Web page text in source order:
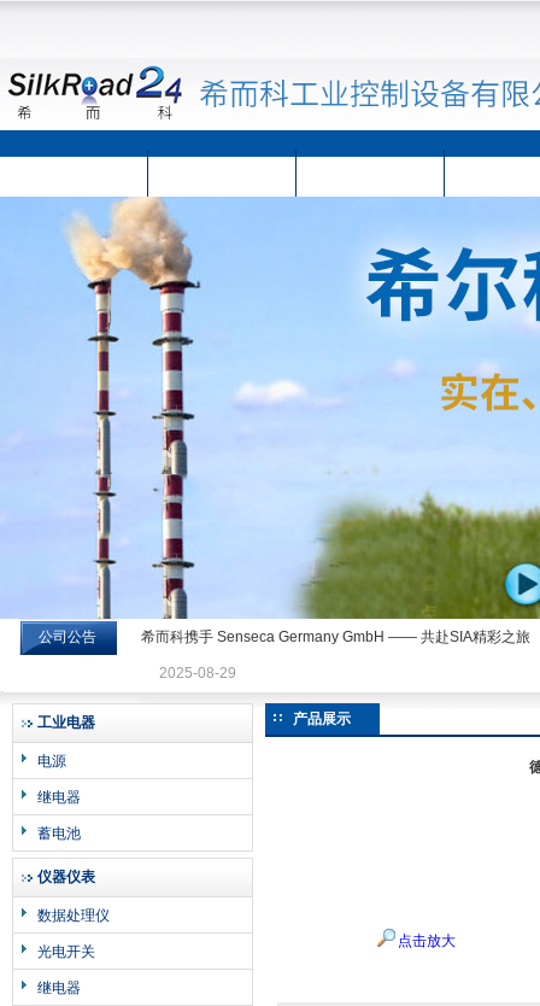
希而科工业控制设备有限公司
公司公告 希而科携手 Senseca Germany GmbH —— 共赴SIA精彩之旅
2025-08-29
工业电器
电源
继电器
蓄电池
仪器仪表
数据处理仪
光电开关
继电器
产品展示
点击放大